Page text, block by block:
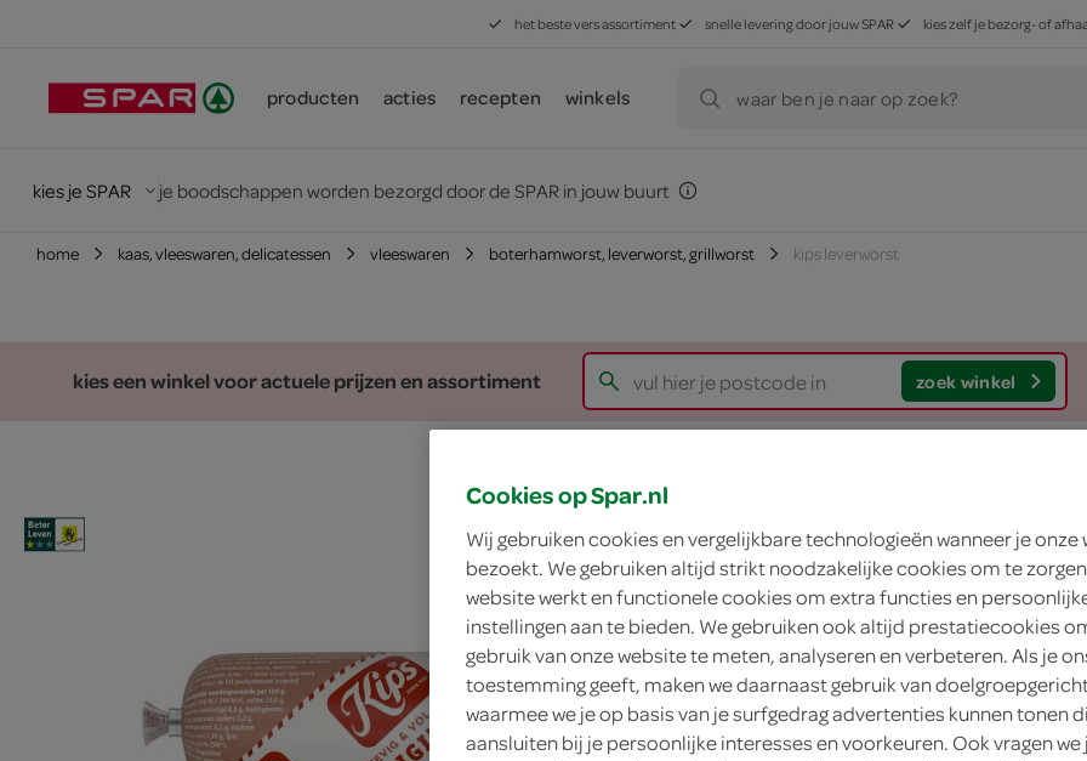
het beste vers assortiment snelle levering door jouw SPAR kies zelf je bezorg- of
producten acties recepten winkels waar ben je naar op zoek?
kies je SPAR je boodschappen worden bezorgd door de SPAR in jouw buurt
home kaas, vleeswaren, delicatessen vleeswaren boterhamworst, leverworst, grillworst kips leverworst
kies een winkel voor actuele prijzen en assortiment zoek winkel
Kips
2.
45
230 Gram
in winkelmand
Cookies op Spar.nl
Wij gebruiken cookies en vergelijkbare technologieën wanneer je onze
bezoekt. We gebruiken altijd strikt noodzakelijke cookies om te
website werkt en functionele cookies om extra functies en
instellingen aan te bieden. We gebruiken ook altijd prestatiecookies
gebruik van onze website te meten, analyseren en verbeteren. Als je
toestemming geeft, maken we daarnaast gebruik van
waarmee we je op basis van je surfgedrag advertenties kunnen tonen
aansluiten bij je persoonlijke interesses en voorkeuren. Ook vragen we